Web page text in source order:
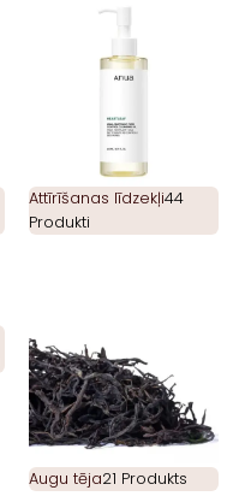
Attīrīšanas līdzekļi44
Produkti
Augu tēja21 Produkts